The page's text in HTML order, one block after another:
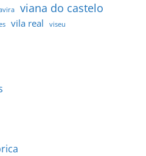
viana do castelo
vila real viseu